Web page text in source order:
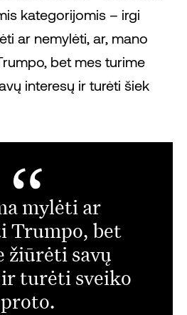
kategorijomis – irgi
ar nemylėti, ar, mano
bet mes turime
interesų ir turėti šiek
mylėti ar
Trumpo, bet
žiūrėti savų
turėti sveiko
proto.